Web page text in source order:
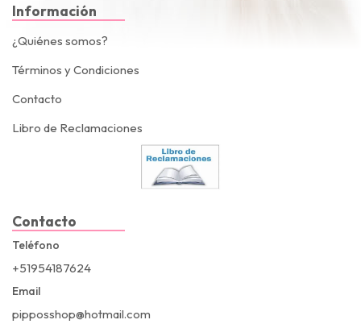
Información
¿Quiénes somos?
Términos y Condiciones
Contacto
Libro de Reclamaciones
Contacto
Teléfono
+51954187624
Email
pipposshop@hotmail.com